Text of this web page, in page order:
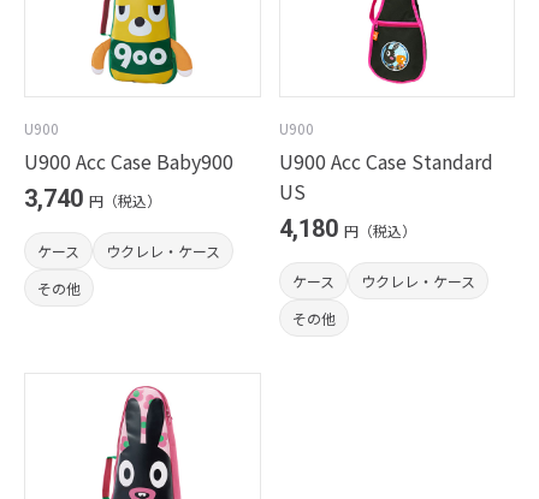
U900
U900 Acc Case Baby900
3,740 円（税込）
ケース
ウクレレ・ケース
その他
U900
U900 Acc Case Standard
US
4,180 円（税込）
ケース
ウクレレ・ケース
その他